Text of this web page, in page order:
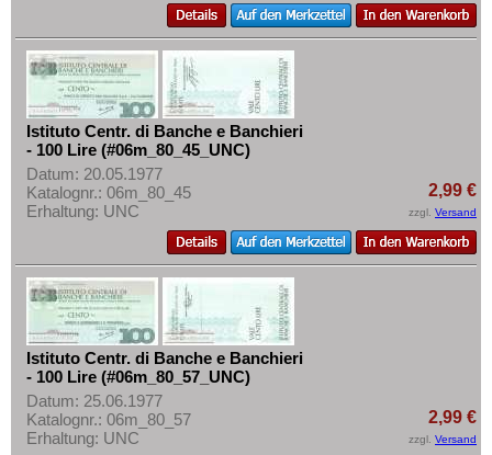
Istituto Centr. di Banche e Banchieri
- 100 Lire (#06m_80_45_UNC)
Datum: 20.05.1977
Katalognr.: 06m_80_45
Erhaltung: UNC
2,99 €
zzgl. Versand
Istituto Centr. di Banche e Banchieri
- 100 Lire (#06m_80_57_UNC)
Datum: 25.06.1977
Katalognr.: 06m_80_57
Erhaltung: UNC
2,99 €
zzgl. Versand